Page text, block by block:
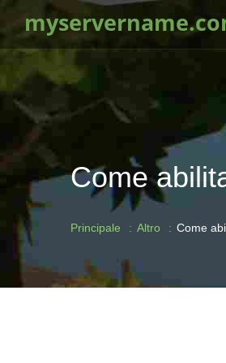
Come
Principale Altro Come